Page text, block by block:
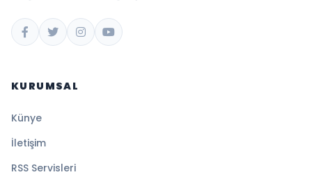
KURUMSAL
Künye
İletişim
RSS Servisleri